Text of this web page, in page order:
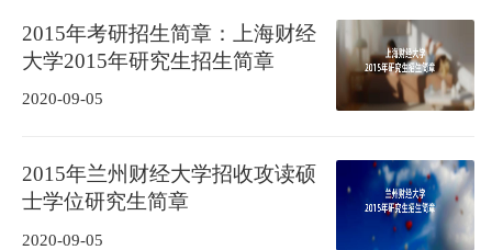
2015年考研招生简章：上海财经
大学2015年研究生招生简章
2020-09-05
2015年兰州财经大学招收攻读硕
士学位研究生简章
2020-09-05